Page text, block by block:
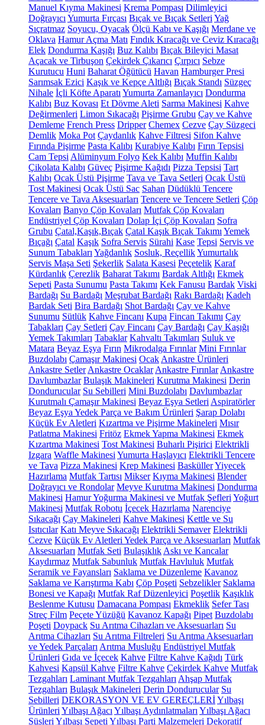
Manuel Kıyma Makinesi Krema Pompası Dilimleyici
Doğrayıcı Yumurta Fırçası Bıçak ve Bıçak Setleri Yağ
Sıçratmaz Soyucu, Oyacak Ölçü Kabı ve Kaşığı Merdane ve
Oklava Hamur Açma Matı Fındık Kıracağı ve Ceviz Kıracağı
Elek Dondurma Kaşığı Buz Kalıbı Bıçak Bileyici Masat
Açacak ve Tirbuşon Çekirdek Çıkarıcı Çırpıcı Sebze
Kurutucu Huni Baharat Öğütücü Havan Hamburger Presi
Sarımsak Ezici Kaşık ve Kepçe Altlığı Bıçak Standı Süzgeç
Nihale İçli Köfte Aparatı Yumurta Zamanlayıcı Dondurma
Kalıbı Buz Kovası Et Dövme Aleti Sarma Makinesi Kahve
Değirmenleri Limon Sıkacağı Pişirme Grubu Çay ve Kahve
Demleme French Press Dripper Chemex Cezve Çay Süzgeci
Demlik Moka Pot Çaydanlık Kahve Filtresi Sifon Kahve
Fırında Pişirme Pasta Kalıbı Kurabiye Kalıbı Fırın Tepsisi
Cam Tepsi Alüminyum Folyo Kek Kalıbı Muffin Kalıbı
Çikolata Kalıbı Güveç Pişirme Kağıdı Pizza Tepsisi Tart
Kalıbı Ocak Üstü Pişirme Tava ve Tava Setleri Ocak Üstü
Tost Makinesi Ocak Üstü Sac Sahan Düdüklü Tencere
Tencere ve Tava Aksesuarları Tencere ve Tencere Setleri Çöp
Kovaları Banyo Çöp Kovaları Mutfak Çöp Kovaları
Endüstriyel Çöp Kovaları Dolap İçi Çöp Kovaları Sofra
Grubu Çatal,Kaşık,Bıçak Çatal Kaşık Bıçak Takımı Yemek
Bıçağı Çatal Kaşık Sofra Servis Sürahi Kase Tepsi Servis ve
Sunum Tabakları Yağdanlık Sosluk, ReçellikYumurtalık
Servis Maşa Seti Şekerlik Salata Kasesi Peçetelik Karaf
Kürdanlık Çerezlik Baharat Takımı Bardak Altlığı Ekmek
Sepeti Pasta Sunumu Pasta Takımı Kek Fanusu Bardak Viski
Bardağı Su Bardağı Meşrubat Bardağı Rakı Bardağı Kadeh
Bardak Seti Bira Bardağı Shot Bardağı Çay ve Kahve
Sunumu Sütlük Kahve Fincanı Kupa Fincan Takımı Çay
Tabakları Çay Setleri Çay Fincanı Çay Bardağı Çay Kaşığı
Yemek Takımları Tabaklar Kahvaltı Takımları Suluk ve
Matara Beyaz Eşya Fırın Mikrodalga Fırınlar Mini Fırınlar
Buzdolabı Çamaşır Makinesi Ocak Ankastre Ürünleri
Ankastre Setler Ankastre Ocaklar Ankastre Fırınlar Ankastre
Davlumbazlar Bulaşık Makineleri Kurutma Makinesi Derin
Dondurucular Su Sebilleri Mini Buzdolabı Davlumbazlar
Kurutmalı Çamaşır Makinesi Beyaz Eşya Setleri Aspiratörler
Beyaz Eşya Yedek Parça ve Bakım Ürünleri Şarap Dolabı
Küçük Ev Aletleri Kızartma ve Pişirme Makineleri Mısır
Patlatma Makinesi Fritöz Ekmek Yapma Makinesi Ekmek
Kızartma Makinesi Tost Makinesi Buharlı Pişirici Elektrikli
Izgara Waffle Makinesi Yumurta Haşlayıcı Elektrikli Tencere
ve Tava Pizza Makinesi Krep Makinesi BasküllerYiyecek
Hazırlama Mutfak Tartısı Mikser Kıyma Makinesi Blender
Doğrayıcı ve Rondolar Meyve Kurutma Makinesi Dondurma
Makinesi Hamur Yoğurma Makinesi ve Mutfak Şefleri Yoğurt
Makinesi Mutfak Robotu İçecek Hazırlama Narenciye
Sıkacağı Çay Makineleri Kahve Makinesi Kettle ve Su
Isıtıcılar Katı Meyve Sıkacağı Elektrikli Semaver Elektrikli
Cezve Küçük Ev Aletleri Yedek Parça ve Aksesuarları Mutfak
Aksesuarları Mutfak Seti Bulaşıklık Askı ve Kancalar
Kaydırmaz Mutfak Sabunluk Mutfak Havluluk Mutfak
Seramik ve Fayansları Saklama ve Düzenleme Kavanoz
Saklama ve Karıştırma Kabı Çöp Poşeti Sebzelikler Saklama
Bonesi ve Kapağı Mutfak Raf Düzenleyici Poşetlik Kaşıklık
Beslenme Kutusu Damacana Pompası Ekmeklik Sefer Tası
Streç Film Peçete Yüzüğü Kavanoz Kapağı Pipet Buzdolabı
Poşeti Doypack Su Arıtma Cihazları ve Aksesuarları Su
Arıtma Cihazları Su Arıtma Filtreleri Su Arıtma Aksesuarları
ve Yedek Parçaları Arıtma Musluğu Endüstriyel Mutfak
Ürünleri Gıda ve İçecek Kahve Filtre Kahve Kağıdı Türk
Kahvesi Kapsül Kahve Filtre Kahve Çekirdek Kahve Mutfak
Tezgahları Laminant Mutfak Tezgahları Ahşap Mutfak
Tezgahları Bulaşık Makineleri Derin Dondurucular Su
Sebilleri DEKORASYON VE EV GEREÇLERİYılbaşı
Ürünleri Yılbaşı Ağacı Yılbaşı Aydınlatmaları Yılbaşı Ağacı
Süsleri Yılbaşı Sepeti Yılbaşı Parti Malzemeleri Dekoratif